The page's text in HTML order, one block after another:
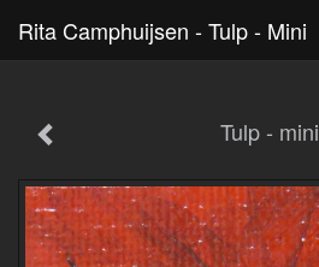
Rita Camphuijsen - Tulp - Mini
Tulp - mini